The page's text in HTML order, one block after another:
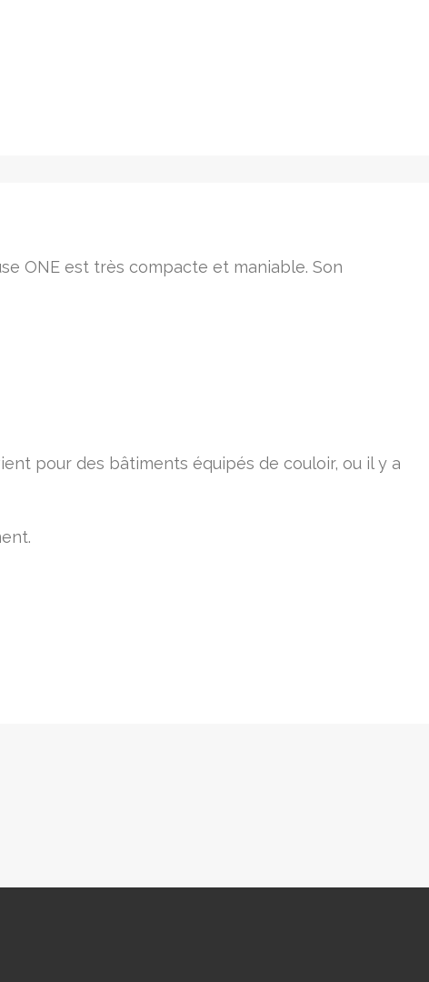
ONE est très compacte et maniable. Son
pour des bâtiments équipés de couloir, ou il y a